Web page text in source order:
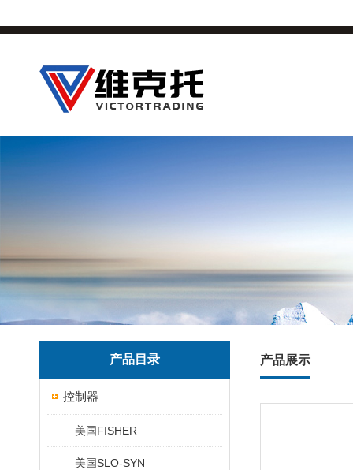
产品目录
控制器
美国FISHER
美国SLO-SYN
产品展示